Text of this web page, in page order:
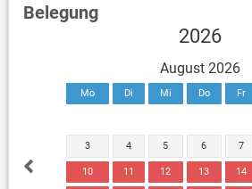
Belegung
2026
August 2026
Mo Di Mi Do Fr
3 4 5 6 7
10 11 12 13 14